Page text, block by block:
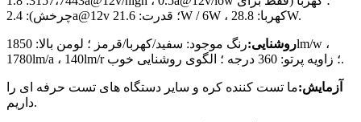
چرخش): 2.4a@12v ؛ قدرت: 21.6W / 6W ، کهربا: 28.8W.
روشنایی:
رنگ موجود: سفید/کهربا/قرمز ؛ لومن بالا: 1850lm/w ،
1780lm/a ، 140lm/r ؛ زاویه پرتو: 360 درجه ؛ الگوی روشنایی خوب.
آزمایش:ما تست کننده کره و سایر دستگاه های تست حرفه ای را
داریم.